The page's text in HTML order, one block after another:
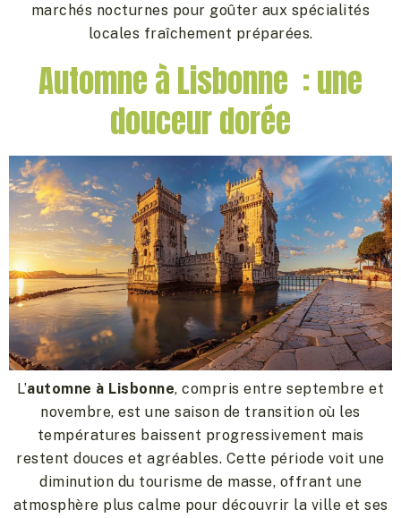
marchés nocturnes pour goûter aux spécialités
locales fraîchement préparées.
Automne à Lisbonne : une
douceur dorée
L’automne à Lisbonne, compris entre septembre et
novembre, est une saison de transition où les
températures baissent progressivement mais
restent douces et agréables. Cette période voit une
diminution du tourisme de masse, offrant une
atmosphère plus calme pour découvrir la ville et ses